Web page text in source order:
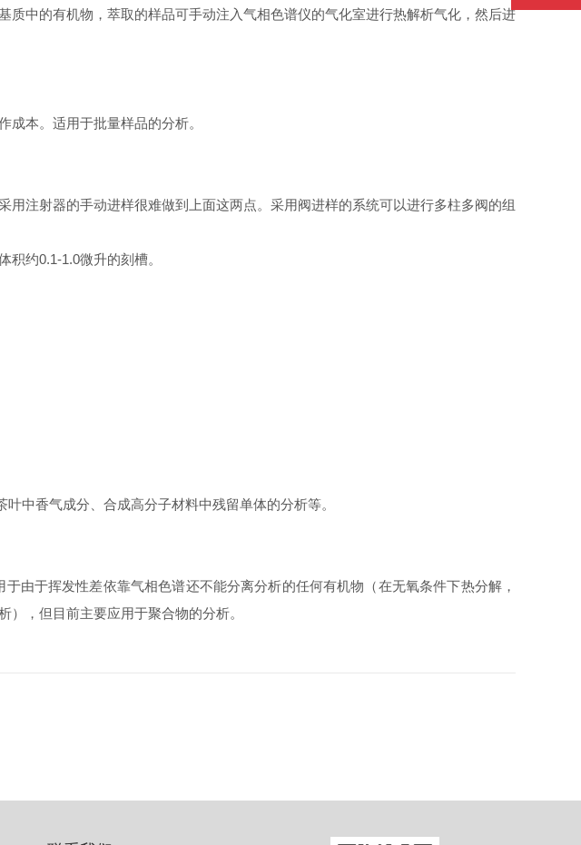
中的有机物，萃取的样品可手动注入气相色谱仪的气化室进行热解析气化，然后进
本。适用于批量样品的分析。
注射器的手动进样很难做到上面这两点。采用阀进样的系统可以进行多柱多阀的组
约0.1-1.0微升的刻槽。
中香气成分、合成高分子材料中残留单体的分析等。
由于挥发性差依靠气相色谱还不能分离分析的任何有机物（在无氧条件下热分解，
，但目前主要应用于聚合物的分析。